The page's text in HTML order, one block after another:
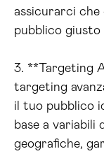
assicurarci che
pubblico giusto
3. **Targeting
targeting
il tuo pubblico
base a variabili
geografiche,